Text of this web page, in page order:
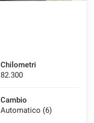
Chilometri
82.300
Cambio
Automatico (6)